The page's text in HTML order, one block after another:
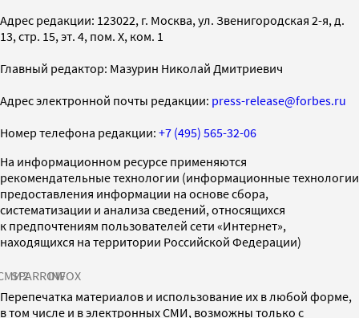
Адрес редакции: 123022, г. Москва, ул. Звенигородская 2-я, д.
13, стр. 15, эт. 4, пом. X, ком. 1
Главный редактор: Мазурин Николай Дмитриевич
Адрес электронной почты редакции: press-release@forbes.ru
Номер телефона редакции: +7 (495) 565-32-06
На информационном ресурсе применяются
рекомендательные технологии (информационные технологии
предоставления информации на основе сбора,
систематизации и анализа сведений, относящихся
к предпочтениям пользователей сети «Интернет»,
находящихся на территории Российской Федерации)
SPARROWINFOX
Перепечатка материалов и использование их в любой форме,
в том числе и в электронных СМИ, возможны только с